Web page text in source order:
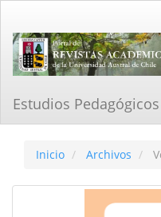
Contenido
principal
Barra
Estudios Pedagógicos
Inicio Archivos